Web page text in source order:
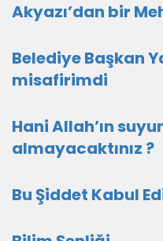
Akyazı’dan bir
Belediye Başkan
misafirimdi
Hani Allah’ın
almayacaktınız ?
Bu Şiddet Kabul